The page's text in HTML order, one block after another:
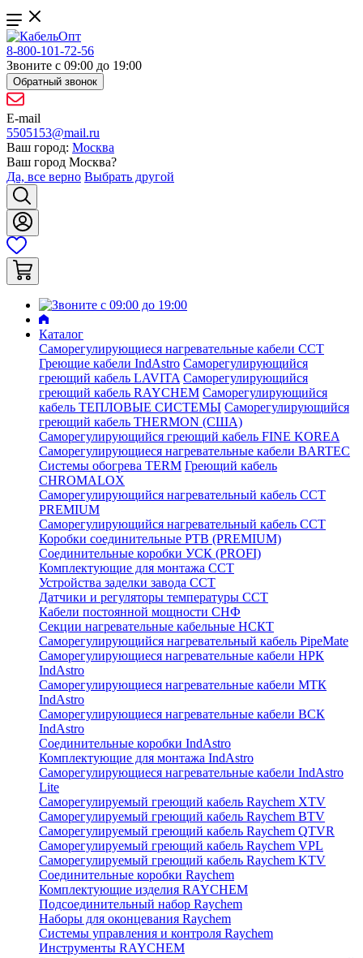
8-800-101-72-56
Звоните с 09:00 до 19:00
Обратный звонок
E-mail
5505153@mail.ru
Ваш город: Москва
Ваш город Москва?
Да, все верно Выбрать другой
Каталог
Саморегулирующиеся нагревательные кабели ССТ
Греющие кабели IndAstro Саморегулирующийся
греющий кабель LAVITA Саморегулирующийся
греющий кабель RAYCHEM Саморегулирующийся
кабель ТЕПЛОВЫЕ СИСТЕМЫ Саморегулирующийся
греющий кабель THERMON (США)
Саморегулирующийся греющий кабель FINE KOREA
Саморегулирующиеся нагревательные кабели BARTEC
Системы обогрева TERM Греющий кабель
CHROMALOX
Саморегулирующийся нагревательный кабель ССТ
PREMIUM
Саморегулирующийся нагревательный кабель ССТ
Коробки соединительные РТВ (PREMIUM)
Соединительные коробки УСК (PROFI)
Комплектующие для монтажа ССТ
Устройства заделки завода ССТ
Датчики и регуляторы температуры ССТ
Кабели постоянной мощности СНФ
Секции нагревательные кабельные НСКТ
Саморегулирующийся нагревательный кабель PipeMate
Саморегулирующиеся нагревательные кабели НРК
IndAstro
Саморегулирующиеся нагревательные кабели МТК
IndAstro
Саморегулирующиеся нагревательные кабели ВСК
IndAstro
Соединительные коробки IndAstro
Комплектующие для монтажа IndAstro
Саморегулирующиеся нагревательные кабели IndAstro
Lite
Саморегулируемый греющий кабель Raychem XTV
Саморегулируемый греющий кабель Raychem BTV
Саморегулируемый греющий кабель Raychem QTVR
Саморегулируемый греющий кабель Raychem VPL
Саморегулируемый греющий кабель Raychem KTV
Соединительные коробки Raychem
Комплектующие изделия RAYCHEM
Подсоединительный набор Raychem
Наборы для оконцевания Raychem
Системы управления и контроля Raychem
Инструменты RAYCHEM